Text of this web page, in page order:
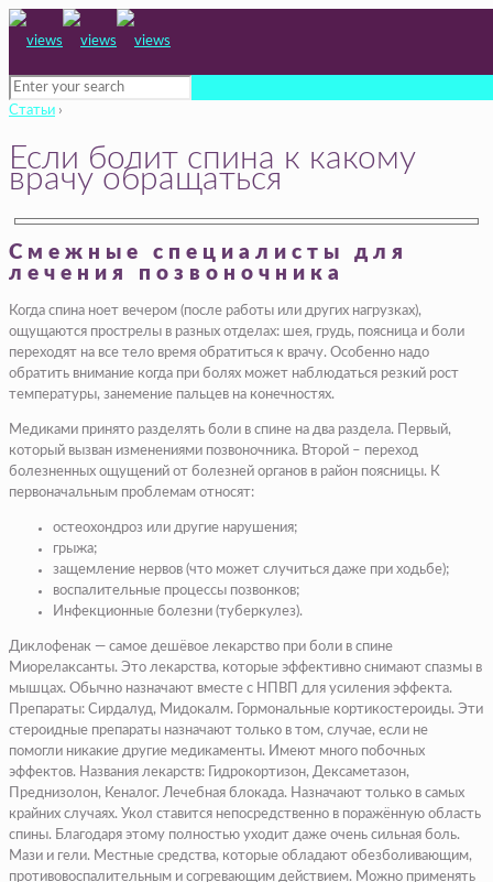
Статьи ›
Если болит спина к какому
врачу обращаться
Смежные специалисты для
лечения позвоночника
Когда спина ноет вечером (после работы или других нагрузках),
ощущаются прострелы в разных отделах: шея, грудь, поясница и боли
переходят на все тело время обратиться к врачу. Особенно надо
обратить внимание когда при болях может наблюдаться резкий рост
температуры, занемение пальцев на конечностях.
Медиками принято разделять боли в спине на два раздела. Первый,
который вызван изменениями позвоночника. Второй – переход
болезненных ощущений от болезней органов в район поясницы. К
первоначальным проблемам относят:
остеохондроз или другие нарушения;
грыжа;
защемление нервов (что может случиться даже при ходьбе);
воспалительные процессы позвонков;
Инфекционные болезни (туберкулез).
Диклофенак — самое дешёвое лекарство при боли в спине
Миорелаксанты. Это лекарства, которые эффективно снимают спазмы в
мышцах. Обычно назначают вместе с НПВП для усиления эффекта.
Препараты: Сирдалуд, Мидокалм. Гормональные кортикостероиды. Эти
стероидные препараты назначают только в том, случае, если не
помогли никакие другие медикаменты. Имеют много побочных
эффектов. Названия лекарств: Гидрокортизон, Дексаметазон,
Преднизолон, Кеналог. Лечебная блокада. Назначают только в самых
крайних случаях. Укол ставится непосредственно в поражённую область
спины. Благодаря этому полностью уходит даже очень сильная боль.
Мази и гели. Местные средства, которые обладают обезболивающим,
противовоспалительным и согревающим действием. Можно применять